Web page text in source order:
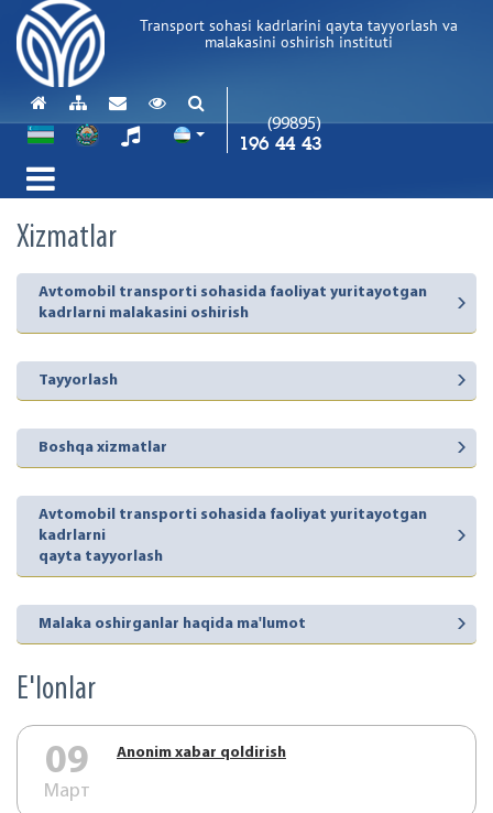
Transport sohasi kadrlarini qayta tayyorlash va
malakasini oshirish instituti
(99895)
196 44 43
Xizmatlar
Avtomobil transporti sohasida faoliyat yuritayotgan
kadrlarni malakasini oshirish
Tayyorlash
Boshqa xizmatlar
Avtomobil transporti sohasida faoliyat yuritayotgan
kadrlarni
qayta tayyorlash
Malaka oshirganlar haqida ma'lumot
E'lonlar
09
Март
Аnonim xabar qoldirish